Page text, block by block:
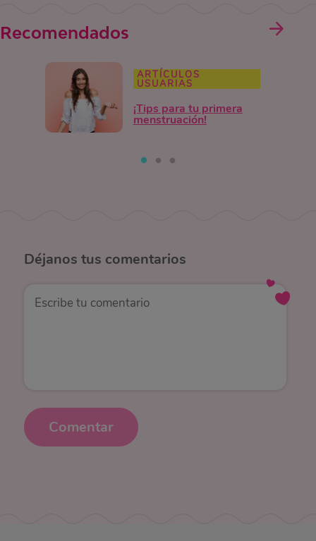
Recomendados
ARTÍCULOS
USUARIAS
¡Tips para tu primera
menstruación!
Déjanos tus comentarios
Comentar